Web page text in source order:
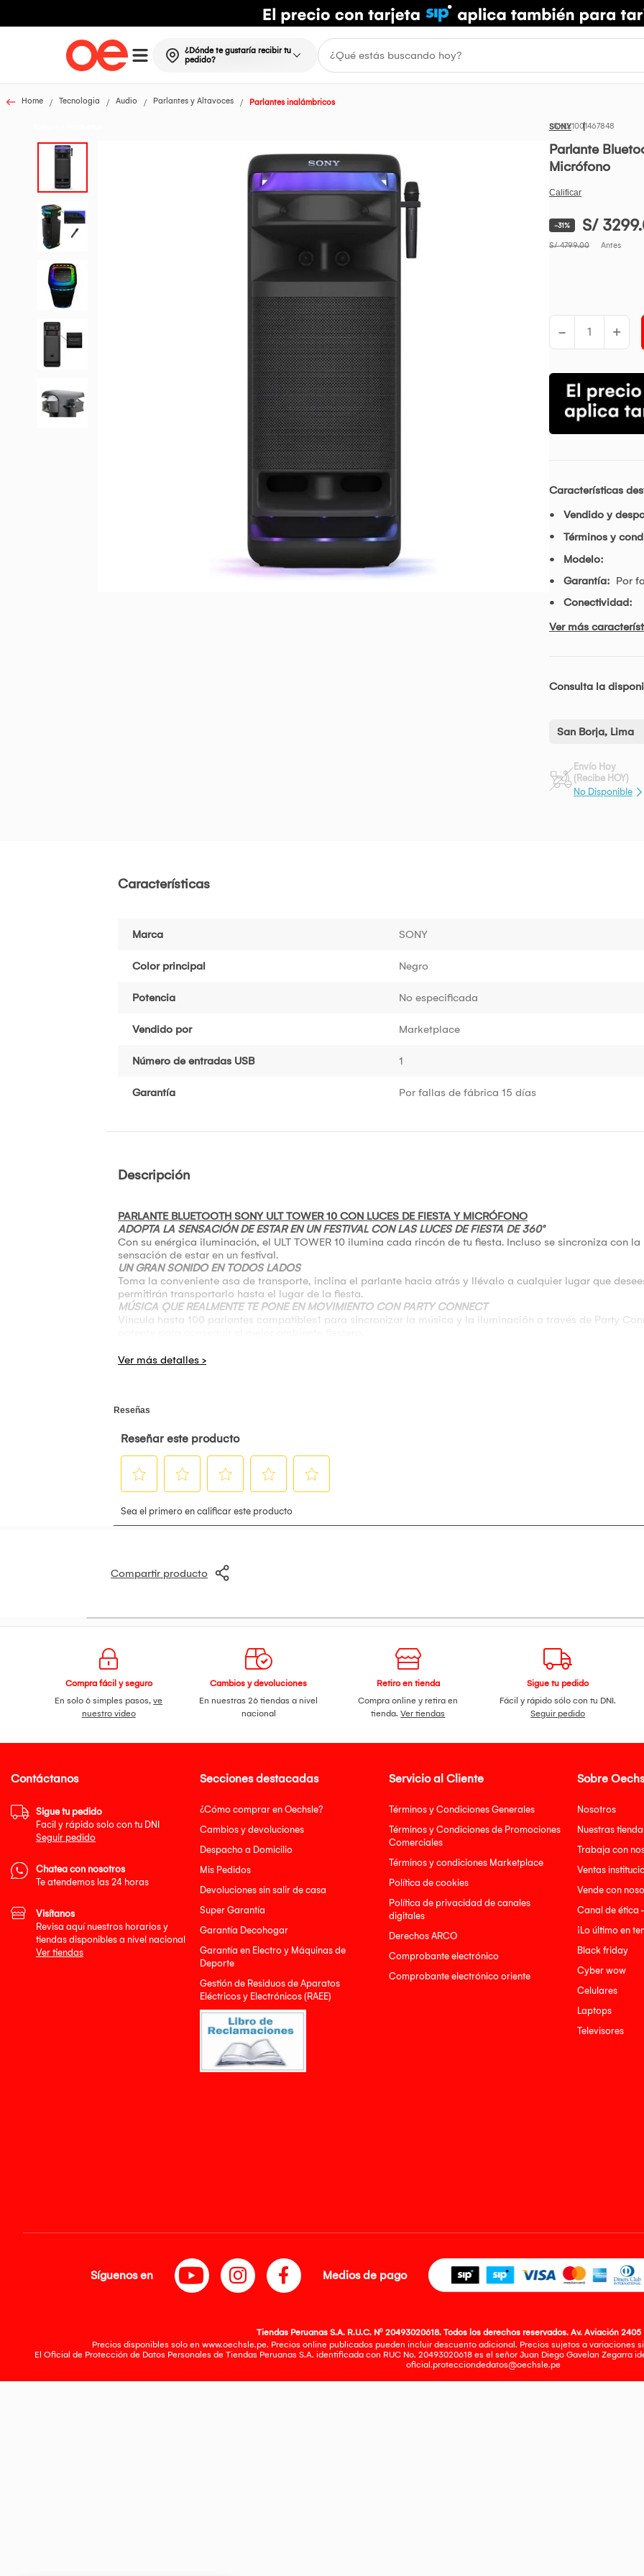
¿Dónde te gustaría recibir tu
pedido?
Home Tecnologia Audio Parlantes y Altavoces Parlantes inalámbricos
SONY1001467848
Parlante
Micrófono
-31% S/
S/ 4799.00 Antes
- +
Características
Vendido y
Términos y
Modelo:
Garantía: Por
Conectividad:
Ver más
Consulta la
San Borja, Lima
Envío Hoy
(Recibe HOY)
No Disponible
Características
Marca SONY
Color principal Negro
Potencia No especificada
Vendido por Marketplace
Número de entradas USB 1
Garantía Por fallas de fábrica 15 días
Descripción
PARLANTE BLUETOOTH SONY ULT TOWER 10 CON LUCES DE FIESTA Y MICRÓFONO
ADOPTA LA SENSACIÓN DE ESTAR EN UN FESTIVAL CON LAS LUCES DE FIESTA DE 360°
Con su enérgica iluminación, el ULT TOWER 10 ilumina cada rincón de tu fiesta. Incluso se sincroniza con
sensación de estar en un festival.
UN GRAN SONIDO EN TODOS LADOS
Toma la conveniente asa de transporte, inclina el parlante hacia atrás y llévalo a cualquier lugar que
permitirán transportarlo hasta el lugar de la fiesta.
MÚSICA QUE REALMENTE TE PONE EN MOVIMIENTO CON PARTY CONNECT
Vincula hasta 100 parlantes compatibles1 para sincronizar la música y la iluminación a través de Party
Marca: Sony
Selecciona ULT1 para obtener graves más profundos y de menor frecuencia. Selecciona ULT2 para obtener
Luces de Fiesta de 360º
Resistente a salpicaduras (superficie superior)
Micrófono Incluido
Completo control del Karaoke
Tiene ruedas grandes y estables que te permitirán transportarlo a donde tú quieras.
Funciona conectado a Corriente
Número de Parlantes: 2 Tweeter, 1 Woofer, 2 Rango Medio y Tweeter Posterior
Interfaz: Miniconector Estéreo (entrada), USB-A, entrada digital Óptica, entrada de micrófono/ guitarra: 1
Compatible con la Aplicación Music Center y Fiestable
Compartir producto
Compra fácil y seguro
En solo 6 simples pasos,ve
nuestro video
Cambios y devoluciones
En nuestras 26 tiendas a nivel
nacional
Retiro en tienda
Compra online y retira en
tienda.Ver tiendas
Sigue tu pedido
Fácil y rápido sólo con tu DNI.
Seguir pedido
Secciones destacadas
¿Cómo comprar en Oechsle?
Cambios y devoluciones
Despacho a Domicilio
Mis Pedidos
Devoluciones sin salir de casa
Super Garantía
Garantía Decohogar
Garantía en Electro y Máquinas de
Deporte
Gestión de Residuos de Aparatos
Eléctricos y Electrónicos (RAEE)
Servicio al Cliente
Términos y Condiciones Generales
Términos y Condiciones de Promociones
Comerciales
Términos y condiciones Marketplace
Política de cookies
Política de privacidad de canales
digitales
Derechos ARCO
Comprobante electrónico
Comprobante electrónico oriente
Sobre
Nosotros
Nuestras
Trabaja con
Ventas
Vende con
Canal de ética
¡Lo último en
Black friday
Cyber wow
Celulares
Laptops
Televisores
Contáctanos
Sigue tu pedido
Facil y rápido solo con tu DNI
Seguir pedido
Chatea con nosotros
Te atendemos las 24 horas
Visítanos
Revisa aquí nuestros horarios y
tiendas disponibles a nivel nacional
Ver tiendas
Síguenos en Medios de pago
Tiendas Peruanas S.A. R.U.C. Nº 20493020618. Todos los derechos reservados. Av. Aviación 2405
Precios disponibles solo en www.oechsle.pe. Precios online publicados pueden incluir descuento adicional. Precios sujetos a variaciones
El Oficial de Protección de Datos Personales de Tiendas Peruanas S.A. identificada con RUC No. 20493020618 es el señor Juan Diego Gavelan Zegarra
oficial.protecciondedatos@oechsle.pe